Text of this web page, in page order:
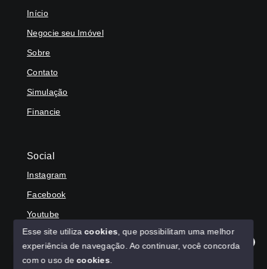
Olá! Agradecemos seu contato, como podemos ajudar?
Início
Negocie seu Imóvel
Sobre
Contato
Simulação
Financie
Social
Instagram
Facebook
Youtube
© Copyright 2026 - HAGA IMÓVEIS - Todos os direitos
Esse site utilizacookies , que possibilitam uma melhor
experiência de navegação. Ao continuar, você concorda
com o uso decookies